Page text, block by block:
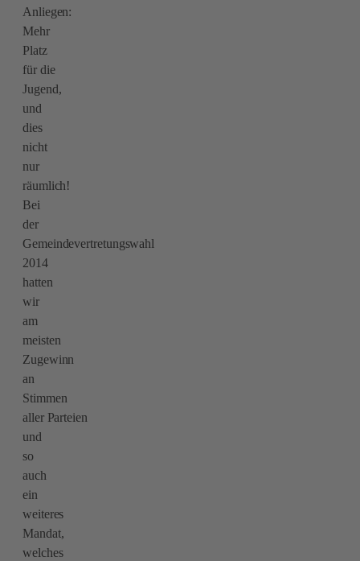
Anliegen:
Mehr
Platz
für die
Jugend,
und
dies
nicht
nur
räumlich!
Bei
der
Gemeindevertretungswahl
2014
hatten
wir
am
meisten
Zugewinn
an
Stimmen
aller Parteien
und
so
auch
ein
weiteres
Mandat,
welches